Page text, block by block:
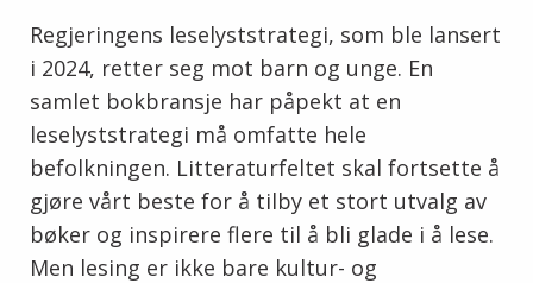
Regjeringens leselyststrategi, som ble lansert
i 2024, retter seg mot barn og unge. En
samlet bokbransje har påpekt at en
leselyststrategi må omfatte hele
befolkningen. Litteraturfeltet skal fortsette å
gjøre vårt beste for å tilby et stort utvalg av
bøker og inspirere flere til å bli glade i å lese.
Men lesing er ikke bare kultur- og